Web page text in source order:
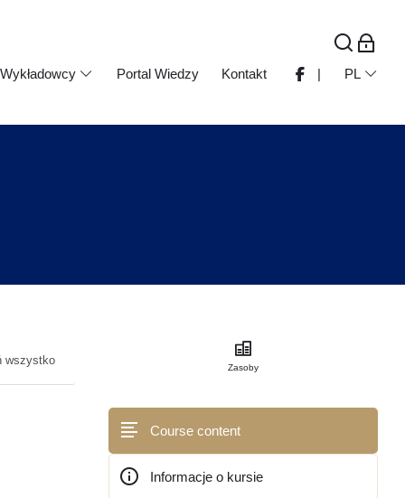
Wykładowcy Portal Wiedzy Kontakt | PL
wszystko Zasoby
Course content
Informacje o kursie